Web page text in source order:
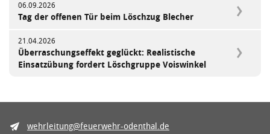
06.09.2026
Tag der offenen Tür beim Löschzug Blecher
21.04.2026
Überraschungseffekt geglückt: Realistische
Einsatzübung fordert Löschgruppe Voiswinkel
wehrleitung@feuerwehr-odenthal.de